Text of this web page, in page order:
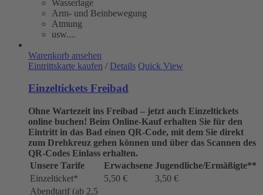
Wasserlage
Arm- und Beinbewegung
Atmung
usw....
Warenkorb ansehen
Eintrittskarte kaufen / Details Quick View
Einzeltickets Freibad
Ohne Wartezeit ins Freibad – jetzt auch Einzeltickets
online buchen! Beim Online-Kauf erhalten Sie für den
Eintritt in das Bad einen QR-Code, mit dem Sie direkt
zum Drehkreuz gehen können und über das Scannen des
QR-Codes Einlass erhalten.
Unsere Tarife
Erwachsene Jugendliche/Ermäßigte**
Einzelticket*
5,50 €
3,50 €
Abendtarif (ab 2,5